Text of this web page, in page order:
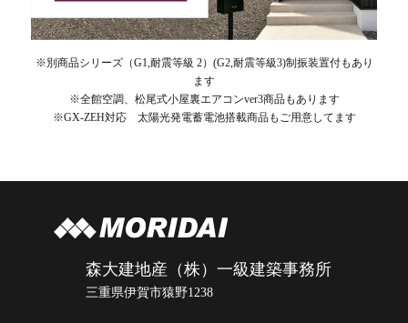
※別商品シリーズ（G1,耐震等級 2）(G2,耐震等級3)制振装置付もあり
ます
※全館空調、松尾式小屋裏エアコンver3商品もあります
※GX-ZEH対応 太陽光発電蓄電池搭載商品もご用意してます
森大建地産（株）一級建築事務所
三重県伊賀市猿野1238